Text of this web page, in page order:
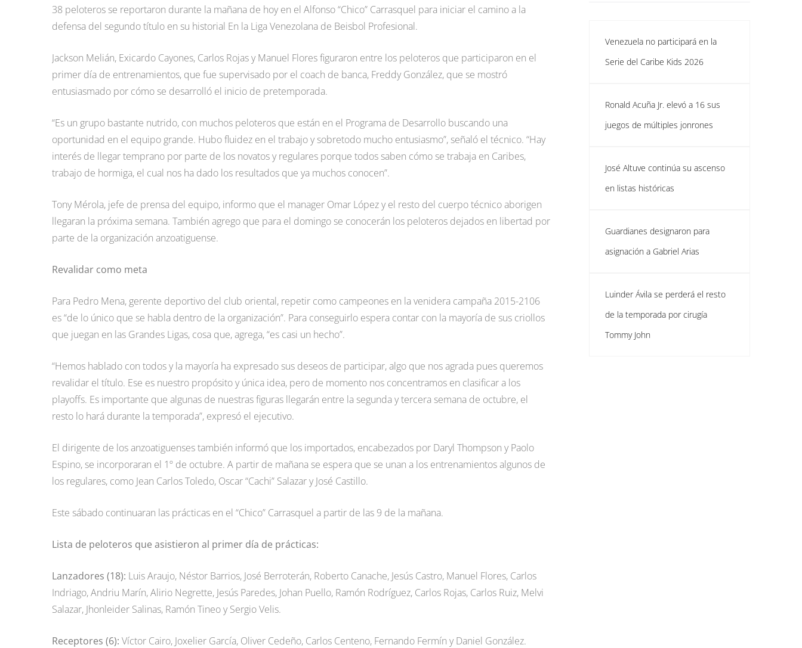
38 peloteros se reportaron durante la mañana de hoy en el Alfonso “Chico” Carrasquel para iniciar el camino a la
defensa del segundo título en su historial En la Liga Venezolana de Beisbol Profesional.
Jackson Melián, Exicardo Cayones, Carlos Rojas y Manuel Flores figuraron entre los peloteros que participaron en el
primer día de entrenamientos, que fue supervisado por el coach de banca, Freddy González, que se mostró
entusiasmado por cómo se desarrolló el inicio de pretemporada.
“Es un grupo bastante nutrido, con muchos peloteros que están en el Programa de Desarrollo buscando una
oportunidad en el equipo grande. Hubo fluidez en el trabajo y sobretodo mucho entusiasmo”, señaló el técnico. “Hay
interés de llegar temprano por parte de los novatos y regulares porque todos saben cómo se trabaja en Caribes,
trabajo de hormiga, el cual nos ha dado los resultados que ya muchos conocen”.
Tony Mérola, jefe de prensa del equipo, informo que el manager Omar López y el resto del cuerpo técnico aborigen
llegaran la próxima semana. También agrego que para el domingo se conocerán los peloteros dejados en libertad por
parte de la organización anzoatiguense.
Revalidar como meta
Para Pedro Mena, gerente deportivo del club oriental, repetir como campeones en la venidera campaña 2015-2106
es “de lo único que se habla dentro de la organización”. Para conseguirlo espera contar con la mayoría de sus criollos
que juegan en las Grandes Ligas, cosa que, agrega, “es casi un hecho”.
“Hemos hablado con todos y la mayoría ha expresado sus deseos de participar, algo que nos agrada pues queremos
revalidar el título. Ese es nuestro propósito y única idea, pero de momento nos concentramos en clasificar a los
playoffs. Es importante que algunas de nuestras figuras llegarán entre la segunda y tercera semana de octubre, el
resto lo hará durante la temporada”, expresó el ejecutivo.
El dirigente de los anzoatiguenses también informó que los importados, encabezados por Daryl Thompson y Paolo
Espino, se incorporaran el 1º de octubre. A partir de mañana se espera que se unan a los entrenamientos algunos de
los regulares, como Jean Carlos Toledo, Oscar “Cachi” Salazar y José Castillo.
Este sábado continuaran las prácticas en el “Chico” Carrasquel a partir de las 9 de la mañana.
Lista de peloteros que asistieron al primer día de prácticas:
Lanzadores (18): Luis Araujo, Néstor Barrios, José Berroterán, Roberto Canache, Jesús Castro, Manuel Flores, Carlos
Indriago, Andriu Marín, Alirio Negrette, Jesús Paredes, Johan Puello, Ramón Rodríguez, Carlos Rojas, Carlos Ruiz, Melvi
Salazar, Jhonleider Salinas, Ramón Tineo y Sergio Velis.
Receptores (6): Víctor Cairo, Joxelier García, Oliver Cedeño, Carlos Centeno, Fernando Fermín y Daniel González.
Venezuela no participará en la
Serie del Caribe Kids 2026
Ronald Acuña Jr. elevó a 16 sus
juegos de múltiples jonrones
José Altuve continúa su ascenso
en listas históricas
Guardianes designaron para
asignación a Gabriel Arias
Luinder Ávila se perderá el resto
de la temporada por cirugía
Tommy John